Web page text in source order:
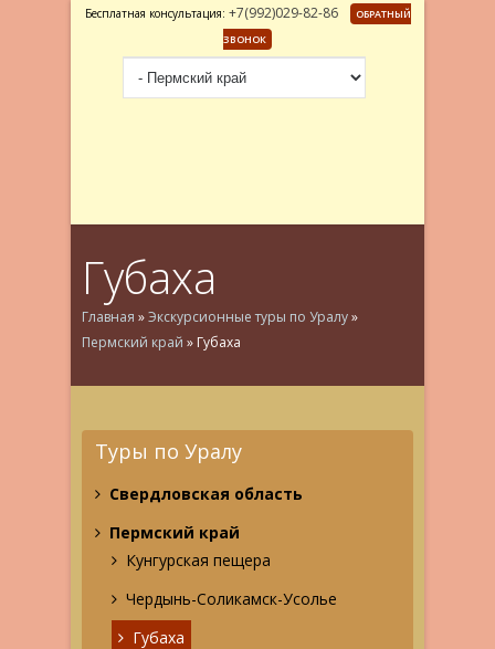
Бесплатная консультация: +7(992)029-82-86
ОБРАТНЫЙ
ЗВОНОК
Губаха
Главная »Экскурсионные туры по Уралу»
Пермский край » Губаха
Туры по Уралу
Свердловская область
Пермский край
Кунгурская пещера
Чердынь-Соликамск-Усолье
Губаха